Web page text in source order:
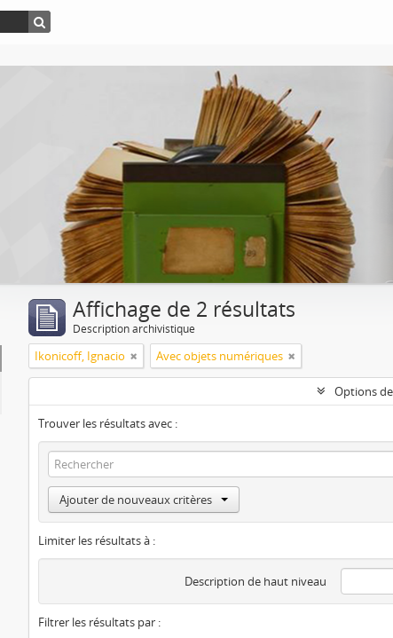
Affichage de 2 résultats
Description archivistique
Ikonicoff, Ignacio Avec objets numériques
Options
Trouver les résultats avec :
Ajouter de nouveaux critères
Limiter les résultats à :
Description de haut niveau
Filtrer les résultats par :